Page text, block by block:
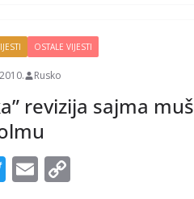
OSTALE VIJESTI
Rusko
revizija sajma
T E